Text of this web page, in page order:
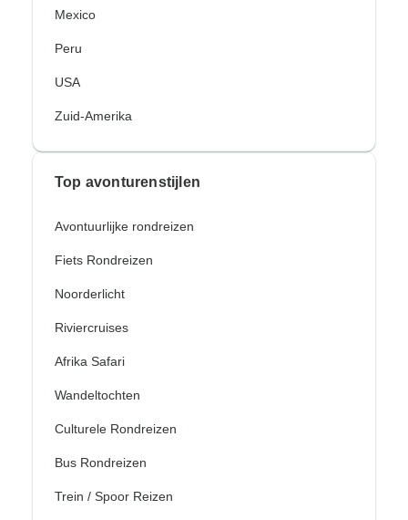
Mexico
Peru
USA
Zuid-Amerika
Top avonturenstijlen
Avontuurlijke rondreizen
Fiets Rondreizen
Noorderlicht
Riviercruises
Afrika Safari
Wandeltochten
Culturele Rondreizen
Bus Rondreizen
Trein / Spoor Reizen